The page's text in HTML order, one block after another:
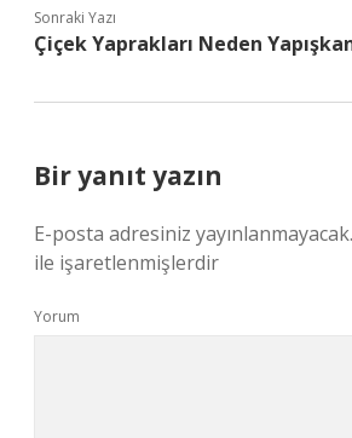
Sonraki Yazı
Çiçek Yaprakları Neden
Bir yanıt yazın
E-posta adresiniz yayınlanmayacak.
ile işaretlenmişlerdir
Yorum